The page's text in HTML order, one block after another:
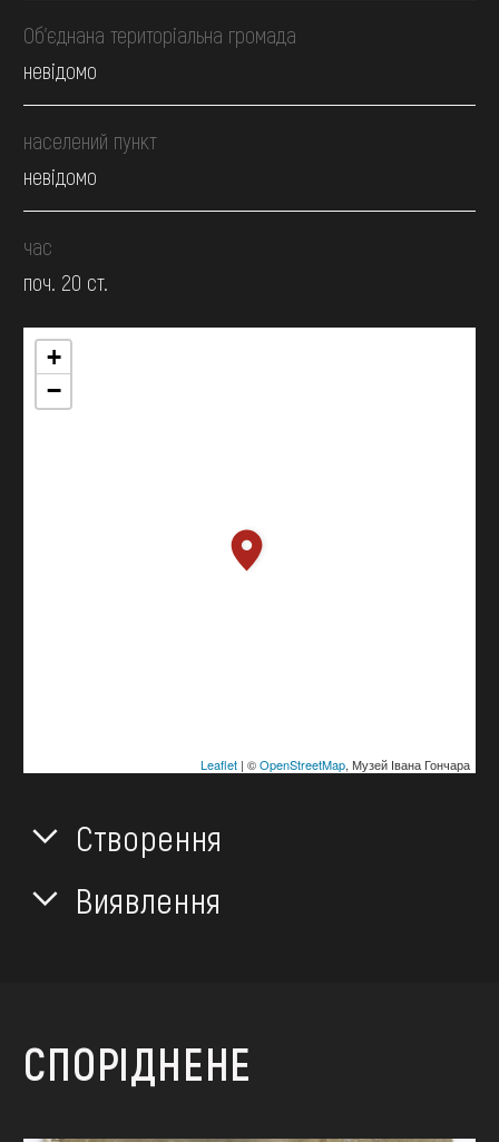
Об’єднана територіальна громада
невідомо
населений пункт
невідомо
час
поч. 20 ст.
+
−
Leaflet| ©OpenStreetMap, Музей Івана Гончара
Створення
Виявлення
СПОРІДНЕНЕ